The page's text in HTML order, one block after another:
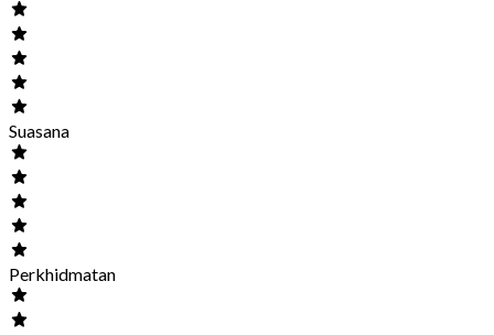
Suasana
Perkhidmatan